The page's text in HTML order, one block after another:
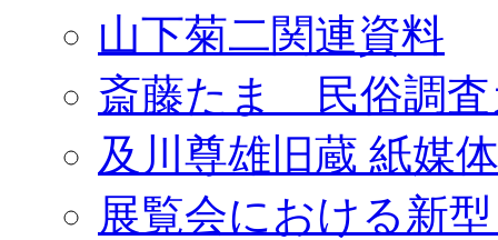
山下菊二関連資料
斎藤たま 民俗調査
及川尊雄旧蔵 紙媒
展覧会における新